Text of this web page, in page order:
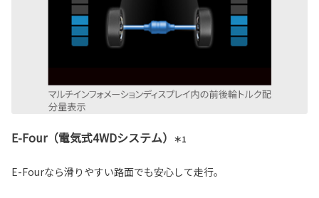
E-Four（電気式4WDシステム） ＊1
E-Fourなら滑りやすい路面でも安心して走行。